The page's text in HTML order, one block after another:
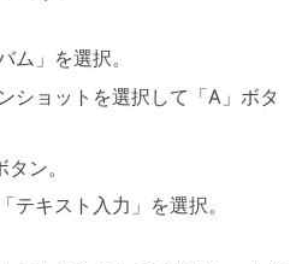
ム」を選択。
ショットを選択して「A」ボタ
ン。
テキスト入力」を選択。